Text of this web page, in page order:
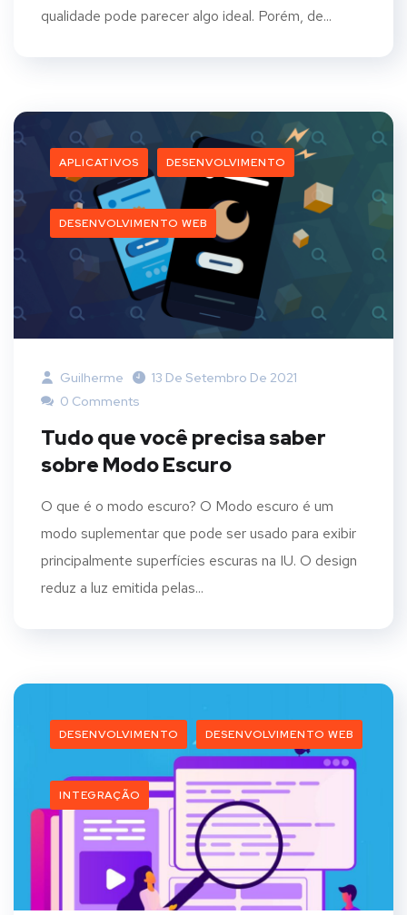
qualidade pode parecer algo ideal. Porém, de...
APLICATIVOS DESENVOLVIMENTO
DESENVOLVIMENTO WEB
Guilherme
13 De Setembro De 2021
0 Comments
Tudo que você precisa saber
sobre Modo Escuro
O que é o modo escuro? O Modo escuro é um
modo suplementar que pode ser usado para exibir
principalmente superfícies escuras na IU. O design
reduz a luz emitida pelas...
DESENVOLVIMENTO DESENVOLVIMENTO WEB
INTEGRAÇÃO